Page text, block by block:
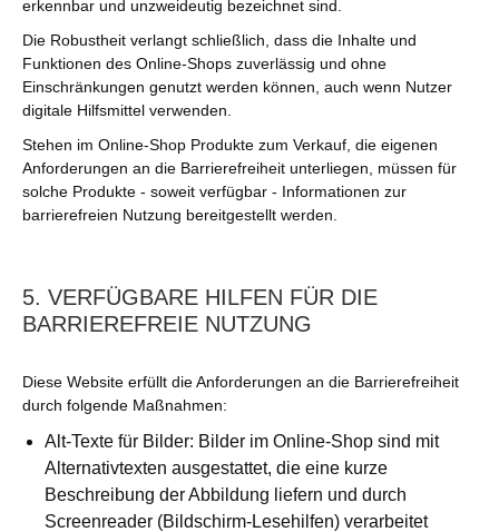
erkennbar und unzweideutig bezeichnet sind.
Die Robustheit verlangt schließlich, dass die Inhalte und
Funktionen des Online-Shops zuverlässig und ohne
Einschränkungen genutzt werden können, auch wenn Nutzer
digitale Hilfsmittel verwenden.
Stehen im Online-Shop Produkte zum Verkauf, die eigenen
Anforderungen an die Barrierefreiheit unterliegen, müssen für
solche Produkte - soweit verfügbar - Informationen zur
barrierefreien Nutzung bereitgestellt werden.
5. VERFÜGBARE HILFEN FÜR DIE
BARRIEREFREIE NUTZUNG
Diese Website erfüllt die Anforderungen an die Barrierefreiheit
durch folgende Maßnahmen:
Alt-Texte für Bilder: Bilder im Online-Shop sind mit
Alternativtexten ausgestattet, die eine kurze
Beschreibung der Abbildung liefern und durch
Screenreader (Bildschirm-Lesehilfen) verarbeitet